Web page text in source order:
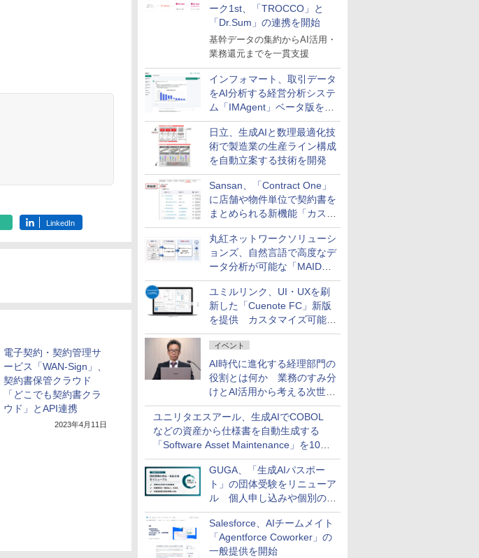
ーク1st、「TROCCO」と
「Dr.Sum」の連携を開始
基幹データの集約からAI活用・
業務還元までを一貫支援
インフォマート、取引データ
をAI分析する経営分析システ
ム「IMAgent」ベータ版を提
供
日立、生成AIと数理最適化技
術で製造業の生産ライン構成
を自動立案する技術を開発
Sansan、「Contract One」
に店舗や物件単位で契約書を
まとめられる新機能「カスタ
ム契約ツリー」を追加
丸紅ネットワークソリューシ
ョンズ、自然言語で高度なデ
ータ分析が可能な「MAIDOA
AI ASSIST」を9月より提供
ユミルリンク、UI・UXを刷
新した「Cuenote FC」新版
を提供 カスタマイズ可能な
ダッシュボード画面を搭載
イベント
AI時代に進化する経理部門の
役割とは何か 業務のすみ分
けとAI活用から考える次世代
ファイナンス戦略
ユニリタエスアール、生成AIでCOBOL
などの資産から仕様書を自動生成する
「Software Asset Maintenance」を10月
に発売
GUGA、「生成AIパスポー
ト」の団体受験をリニューア
ル 個人申し込みや個別の支
払いなどに対応
Salesforce、AIチームメイト
「Agentforce Coworker」の
一般提供を開始
LinkedIn
電子契約・契約管理サ
ービス「WAN-Sign」、
契約書保管クラウド
「どこでも契約書クラ
ウド」とAPI連携
2023年4月11日